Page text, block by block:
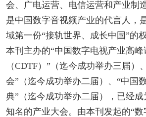
会、广电运营、电信运营和产业制
是中国数字音视频产业的代言人，
域第一份“接轨世界、成长中国”的
本刊主办的“中国数字电视产业高峰
（CDTF）”（迄今成功举办三届）
会”（迄今成功举办二届）、“中国
典”（迄今成功举办二届），已经
知名的产业大会。由本刊发起的“数